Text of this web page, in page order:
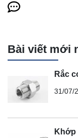
Bài viết mới
Rắc
31/07/
Khớp